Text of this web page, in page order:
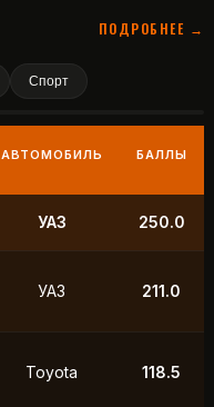
ПОДРОБНЕЕ →
Спорт
АВТОМОБИЛЬ БАЛЛЫ
УАЗ 250.0
УАЗ 211.0
Toyota 118.5